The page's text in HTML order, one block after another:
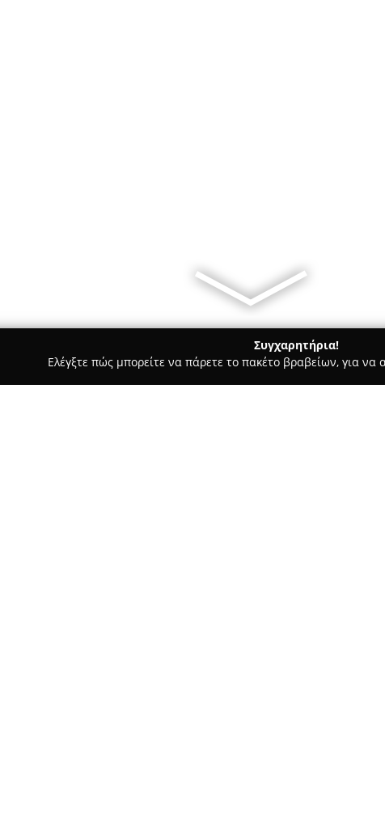
Συγχαρητήρια!
Ελέγξτε πώς μπορείτε να πάρετε το πακέτο βραβείων, για να